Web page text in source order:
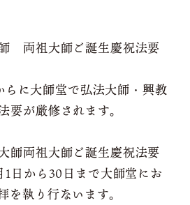
両祖大師ご誕生慶祝法要
に大師堂で弘法大師・興教
要が厳修されます。
師両祖大師ご誕生慶祝法要
日から30日まで大師堂にお
を執り行ないます。